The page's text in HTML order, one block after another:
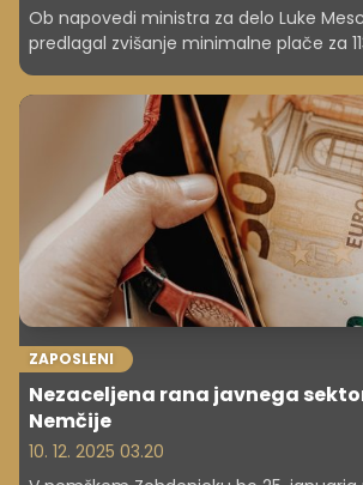
Ob napovedi ministra za delo Luke
predlagal zvišanje minimalne plače za
evrov neto, iz gospodarstva prihajajo
Bojijo se trajnih posledic za
spirale. Kot opozarjajo, so pričakovali
dvig bruto minimalne plače, tako pa
odstoten.
ZAPOSLENI
Nezaceljena rana javnega
Nemčije
10. 12. 2025 03.20